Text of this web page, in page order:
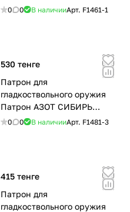
Охотник №1 Порох РФ
0 0 В наличииАрт. F1461-1
530 тенге
Патрон для
гладкоствольного оружия
Патрон АЗОТ СИБИРЬ
12/70/32 Б/К № 3 Порох ЕС
0 0 В наличииАрт. F1481-3
415 тенге
Патрон для
гладкоствольного оружия